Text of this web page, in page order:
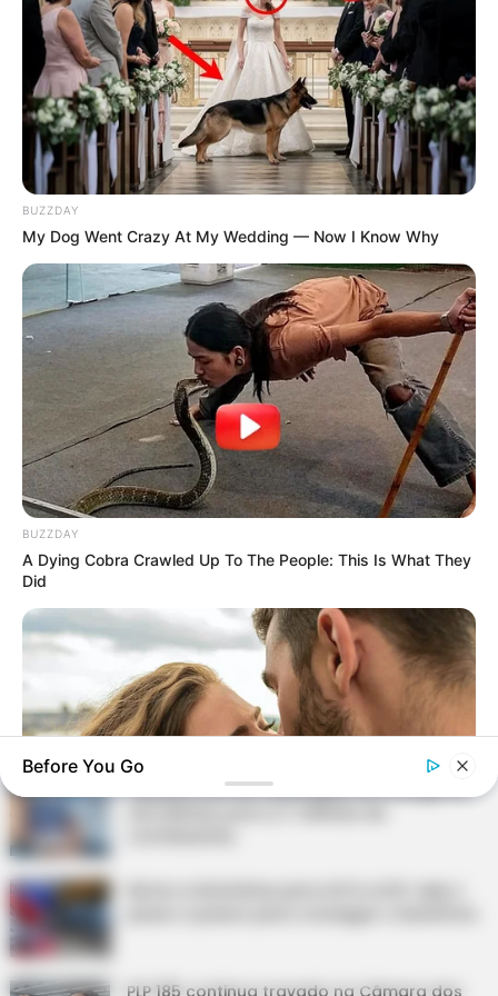
Câmara dos Deputados: anuênios, triênios,
quinquênios, sexta-parte e licenças-prêmio
entram no debate.
Motos e bicicletas para ACS e ACE: veja o
passo a passo para conseguir o benefício.
FNARAS em Brasília: Senado pode
promulgar PEC 14 em semana de
mobilização.
Presidente Kennedy (ES) abre processo
seletivo para Agentes de Saúde e de
Combate às Endemias.
PEC 14: o que acontece com quinquênio,
triênio e sexta-parte na aposentadoria?
DESTAQUES DO MÊS
motocicletas aos Agentes de Saúde da
história...
Agente de Saúde é indiciada por falsificar
visitas que nunca aconteceram.
Terceiro lote da restituição do IR paga R$
BUZZDAY
My Dog Went Crazy At My Wedding — Now I Know Why
BUZZDAY
A Dying Cobra Crawled Up To The People: This Is What They
Did
BUZZDAY
Why Women Can't Resist Men Who Know This Hidden Secret
Before You Go